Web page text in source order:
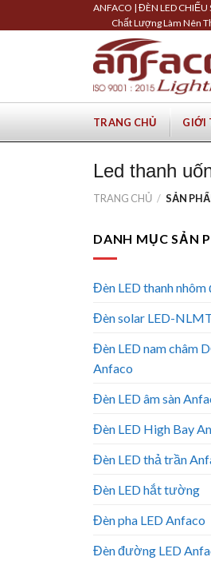
to
ANFACO | ĐÈN LED CHIẾU
Chất Lượng Làm Nên
TRANG CHỦ GIỚI
Led thanh
TRANG CHỦ / SẢN
DANH MỤC SẢN
Đèn LED thanh nhôm
Đèn solar LED-
Đèn LED nam châm
Anfaco
Đèn LED âm sàn
Đèn LED High Bay
Đèn LED thả trần
Đèn LED hắt tường
Đèn pha LED Anfaco
Đèn đường LED